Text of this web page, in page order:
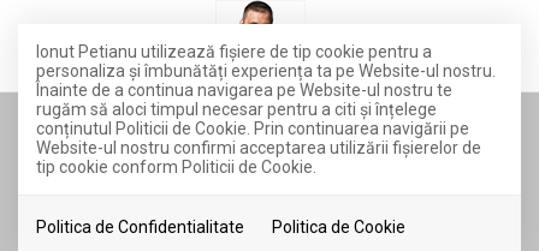
Ionut Petianu utilizează fişiere de tip cookie pentru a
personaliza și îmbunătăți experiența ta pe Website-ul nostru.
Înainte de a continua navigarea pe Website-ul nostru te
rugăm să aloci timpul necesar pentru a citi și înțelege
conținutul Politicii de Cookie. Prin continuarea navigării pe
Website-ul nostru confirmi acceptarea utilizării fişierelor de
tip cookie conform Politicii de Cookie.
Politica de Confidentialitate Politica de Cookie
TIP TRANZACTIE
TIP PROPRIETATE